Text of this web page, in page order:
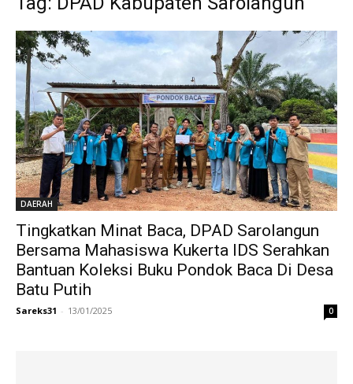
DAERAH
Tingkatkan Minat Baca, DPAD Sarolangun
Bersama Mahasiswa Kukerta IDS Serahkan
Bantuan Koleksi Buku Pondok Baca Di Desa
Batu Putih
Sareks31 - 13/01/2025 0